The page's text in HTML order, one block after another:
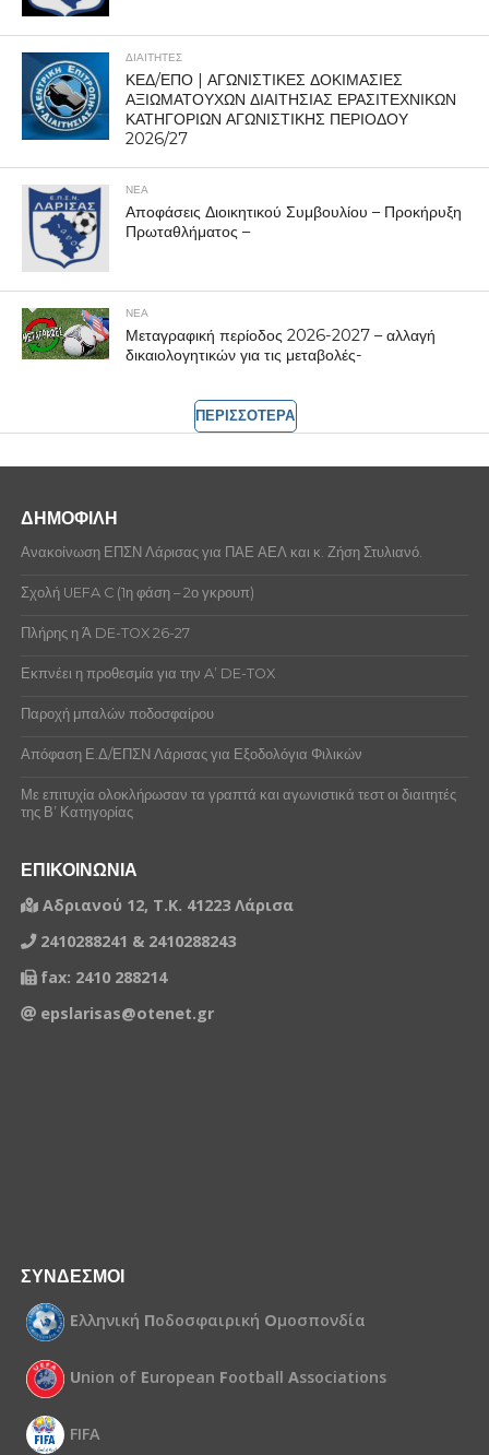
ΔΙΑΙΤΗΤΕΣ
ΚΕΔ/ΕΠΟ | ΑΓΩΝΙΣΤΙΚΕΣ ΔΟΚΙΜΑΣΙΕΣ
ΑΞΙΩΜΑΤΟΥΧΩΝ ΔΙΑΙΤΗΣΙΑΣ ΕΡΑΣΙΤΕΧΝΙΚΩΝ
ΚΑΤΗΓΟΡΙΩΝ ΑΓΩΝΙΣΤΙΚΗΣ ΠΕΡΙΟΔΟΥ
2026/27
ΝΕΑ
Αποφάσεις Διοικητικού Συμβουλίου – Προκήρυξη
Πρωταθλήματος –
ΝΕΑ
Μεταγραφική περίοδος 2026-2027 – αλλαγή
δικαιολογητικών για τις μεταβολές-
ΠΕΡΙΣΣΟΤΕΡΑ
ΔΗΜΟΦΙΛΗ
Ανακοίνωση ΕΠΣΝ Λάρισας για ΠΑΕ ΑΕΛ και κ. Ζήση Στυλιανό.
Σχολή UEFA C (1η φάση – 2ο γκρουπ)
Πλήρης η Ά DE-TOX 26-27
Εκπνέει η προθεσμία για την A’ DE-TOX
Παροχή μπαλών ποδοσφαίρου
Απόφαση Ε.Δ/ΕΠΣΝ Λάρισας για Εξοδολόγια Φιλικών
Με επιτυχία ολοκλήρωσαν τα γραπτά και αγωνιστικά τεστ οι διαιτητές
της Β’ Κατηγορίας
ΕΠΙΚΟΙΝΩΝΙΑ
Αδριανού 12, Τ.Κ. 41223 Λάρισα
2410288241 & 2410288243
fax: 2410 288214
epslarisas@otenet.gr
ΣΥΝΔΕΣΜΟΙ
Ελληνική Ποδοσφαιρική Ομοσπονδία
Union of European Football Associations
FIFA